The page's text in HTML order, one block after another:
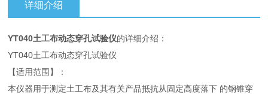
详细介绍
YT040土工布动态穿孔试验仪的详细介绍：
YT040土工布动态穿孔试验仪
【适用范围】：
本仪器用于测定土工布及其有关产品抵抗从固定高度落下 的钢锥穿